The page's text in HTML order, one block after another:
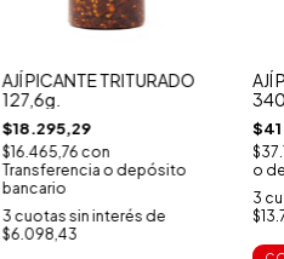
AJÍ PICANTE TRITURADO
127,6g.
$18.295,29
$16.465,76 con
Transferencia o depósito
bancario
3 cuotas sin interés de
$6.098,43
AJÍ
o
3